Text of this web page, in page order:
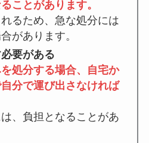
ことがあります。
るため、急な処分には
があります。
要がある
処分する場合、自宅か
分で運び出さなければ
、負担となることがあ